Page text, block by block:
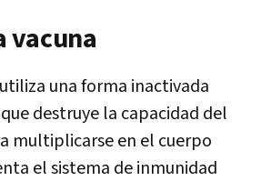
vacuna
una forma inactivada
destruye la capacidad del
multiplicarse en el cuerpo
el sistema de inmunidad